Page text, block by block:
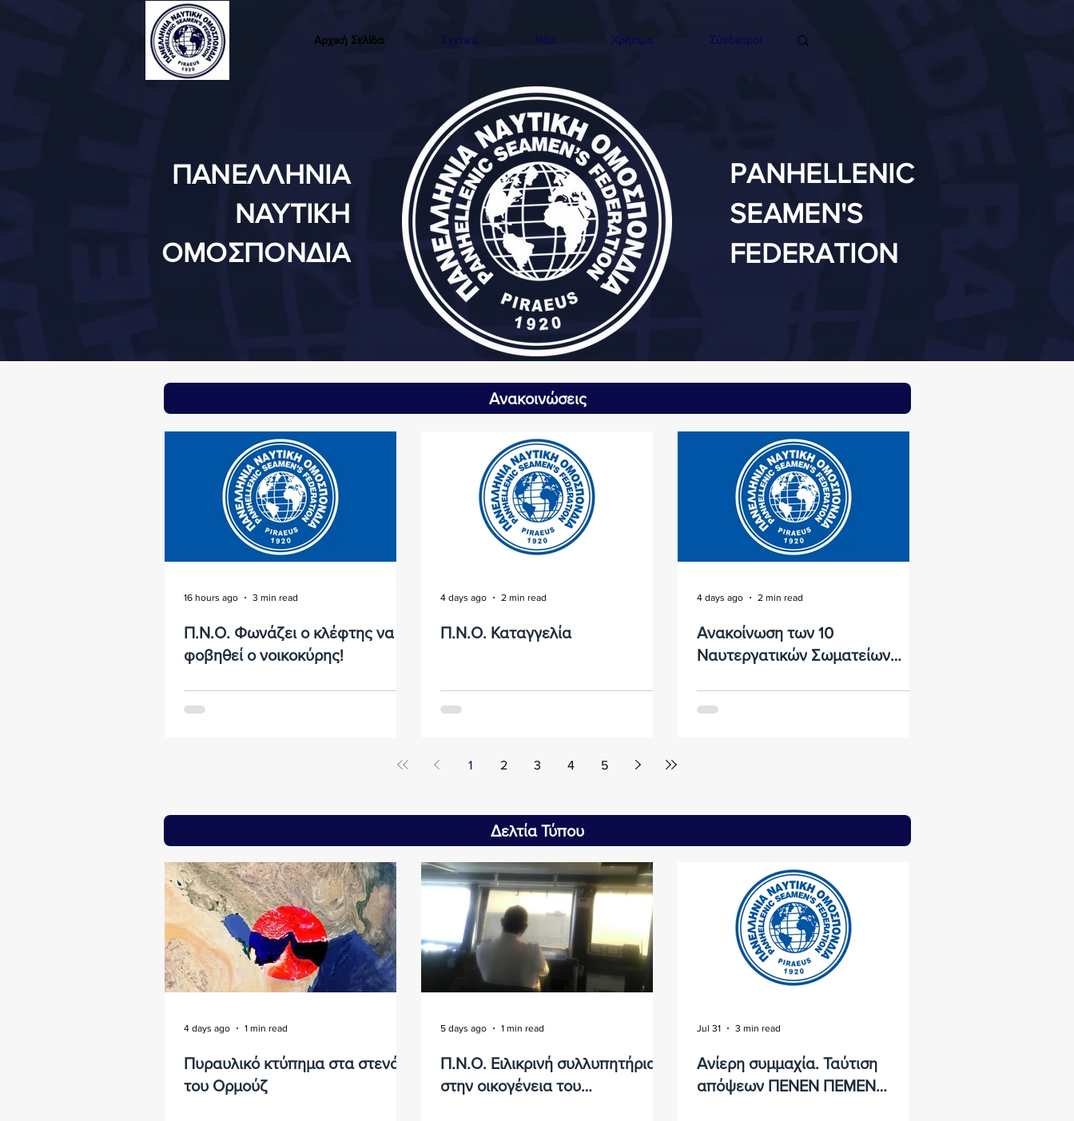
Αρχική Σελίδα Σχετικά Νέα Χρήσιμα
ΠΑΝΕΛΛΗΝΙΑ
ΝΑΥΤΙΚΗ
ΟΜΟΣΠΟΝΔΙΑ
PANHELLENIC
SEAMEN'S
FEDERATION
Ανακοινώσεις
Π.Ν.Ο. Φωνάζει ο κλέφτης να
φοβηθεί ο νοικοκύρης!
16 hours ago 3 min read
Π.Ν.Ο. Καταγγελία
4 days ago 2 min read
Ανακοίνωση των 10
Ναυτεργατικών Σωματείων
4 days ago 2 min read
1 2 3 4 5
Δελτία Τύπου
Πυραυλικό κτύπημα στα στενά
του Ορμούζ
4 days ago 1 min read
Π.Ν.Ο. Ειλικρινή συλλυπητήρια
στην οικογένεια του
5 days ago 1 min read
Ανίερη συμμαχία. Ταύτιση
απόψεων ΠΕΝΕΝ ΠΕΜΕΝ
Jul 31 3 min read